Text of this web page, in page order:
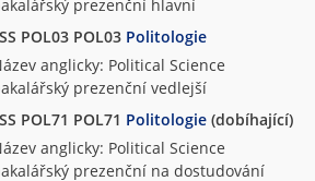
prezenční hlavní
POL03 POL03 Politologie
anglicky: Political Science
prezenční vedlejší
POL71 POL71 Politologie (dobíhající)
anglicky: Political Science
prezenční na dostudování